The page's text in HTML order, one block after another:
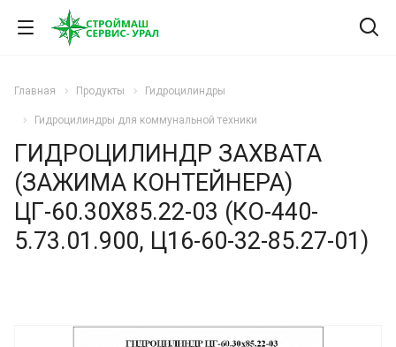
Главная Продукты Гидроцилиндры
Гидроцилиндры для коммунальной техники
ГИДРОЦИЛИНДР ЗАХВАТА
(ЗАЖИМА КОНТЕЙНЕРА)
ЦГ-60.30Х85.22-03 (КО-440-
5.73.01.900, Ц16-60-32-85.27-01)